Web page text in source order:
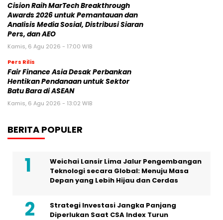
Cision Raih MarTech Breakthrough
Awards 2026 untuk Pemantauan dan
Analisis Media Sosial, Distribusi Siaran
Pers, dan AEO
Kamis, 6 Agu 2026 - 17:00 WIB
Pers Rilis
Fair Finance Asia Desak Perbankan
Hentikan Pendanaan untuk Sektor
Batu Bara di ASEAN
Kamis, 6 Agu 2026 - 13:02 WIB
BERITA POPULER
Weichai Lansir Lima Jalur Pengembangan
Teknologi secara Global: Menuju Masa
Depan yang Lebih Hijau dan Cerdas
Strategi Investasi Jangka Panjang
Diperlukan Saat CSA Index Turun